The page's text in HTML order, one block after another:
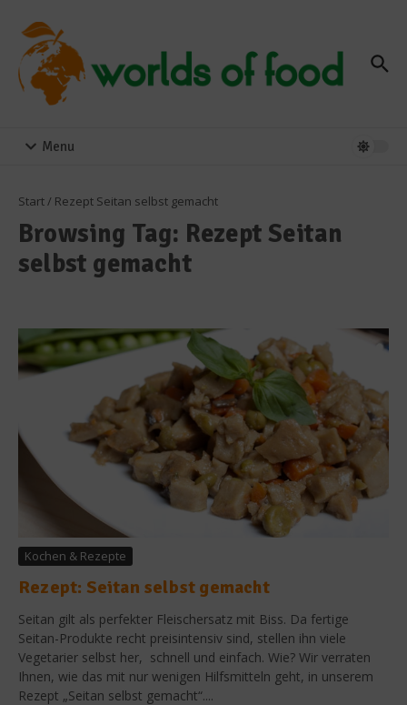
Menu
Start/ Rezept Seitan selbst gemacht
Browsing Tag: Rezept Seitan
selbst gemacht
Kochen & Rezepte
Rezept: Seitan selbst gemacht
Seitan gilt als perfekter Fleischersatz mit Biss. Da fertige
Seitan-Produkte recht preisintensiv sind, stellen ihn viele
Vegetarier selbst her, schnell und einfach. Wie? Wir verraten
Ihnen, wie das mit nur wenigen Hilfsmitteln geht, in unserem
Rezept „Seitan selbst gemacht“....